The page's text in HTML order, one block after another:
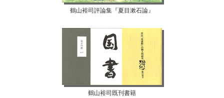
鶴山裕司評論集『夏目漱石論』
鶴山裕司既刊書籍